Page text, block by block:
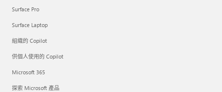
Surface Pro
Surface Laptop
組織的 Copilot
供個人使用的 Copilot
Microsoft 365
探索 Microsoft 產品